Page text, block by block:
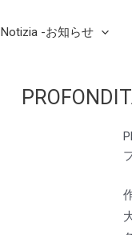
Notizia -お知らせ